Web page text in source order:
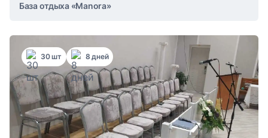
База отдыха «Manora»
30 шт 8 дней